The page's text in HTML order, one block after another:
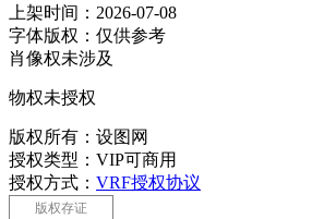
上架时间：2026-07-08
字体版权：仅供参考
肖像权未涉及
物权未授权
版权所有：设图网
授权类型：VIP可商用
授权方式： VRF授权协议
版权存证